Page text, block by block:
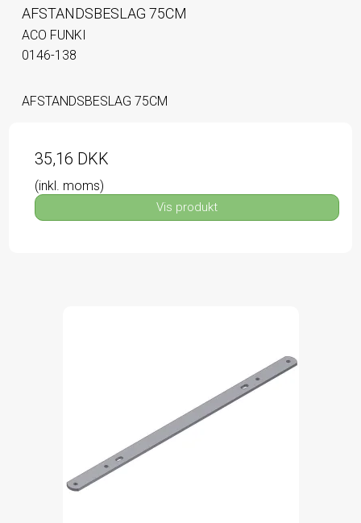
AFSTANDSBESLAG 75CM
ACO FUNKI
0146-138
AFSTANDSBESLAG 75CM
35,16 DKK
(inkl. moms)
Vis produkt